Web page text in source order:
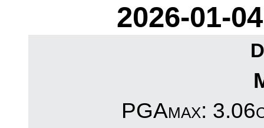
2026-01-
PGAmax: